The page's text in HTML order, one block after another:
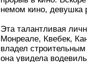
немом кино,
Эта талантливая
Монреале, Квебек,
владел
она увидела